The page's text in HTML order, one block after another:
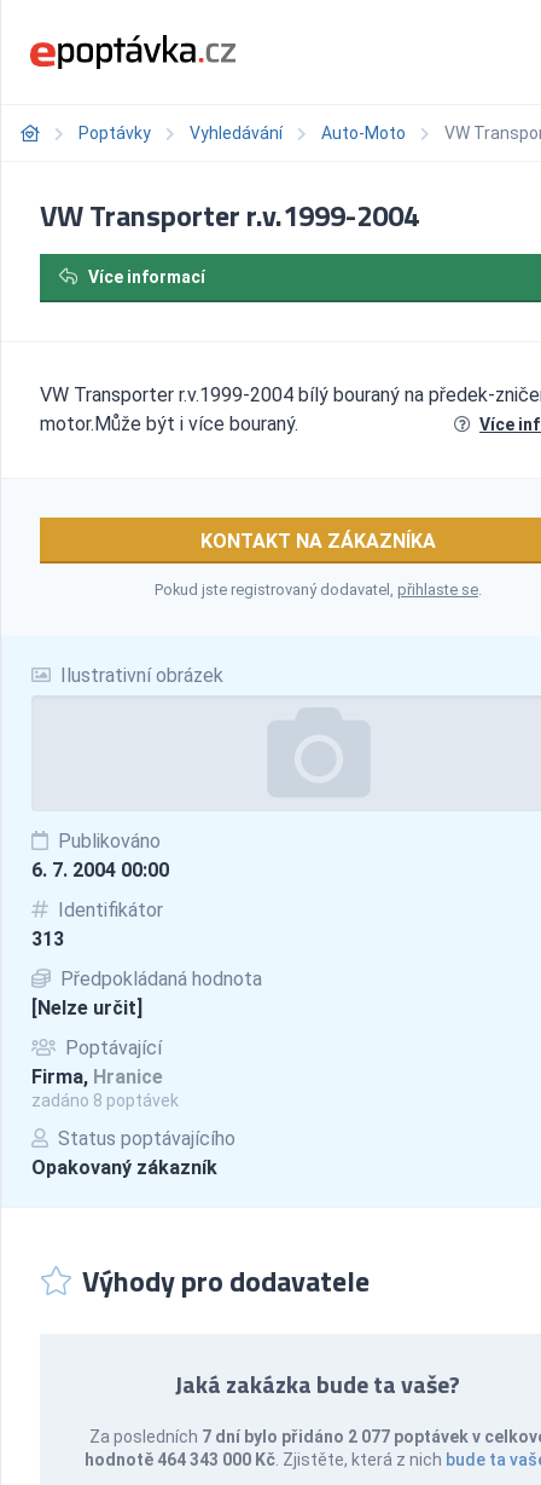
Poptávky Vyhledávání Auto-Moto VW
Ilustrativní obrázek
Publikováno
6. 7. 2004 00:00
Identifikátor
313
Předpokládaná hodnota
[Nelze určit]
Poptávající
Firma, Hranice
zadáno 8 poptávek
Status poptávajícího
Opakovaný zákazník
VW Transporter r.v.1999-2004
Více informací
VW Transporter r.v.1999-2004 bílý bouraný na předek-
motor.Může být i více bouraný.
Více
KONTAKT NA ZÁKAZNÍKA
Pokud jste registrovaný dodavatel, přihlaste se.
Výhody pro dodavatele
Jaká zakázka bude ta vaše?
Za posledních 7 dní bylo přidáno 2 077 poptávek v
hodnotě 464 343 000 Kč . Zjistěte, která z nich bude ta